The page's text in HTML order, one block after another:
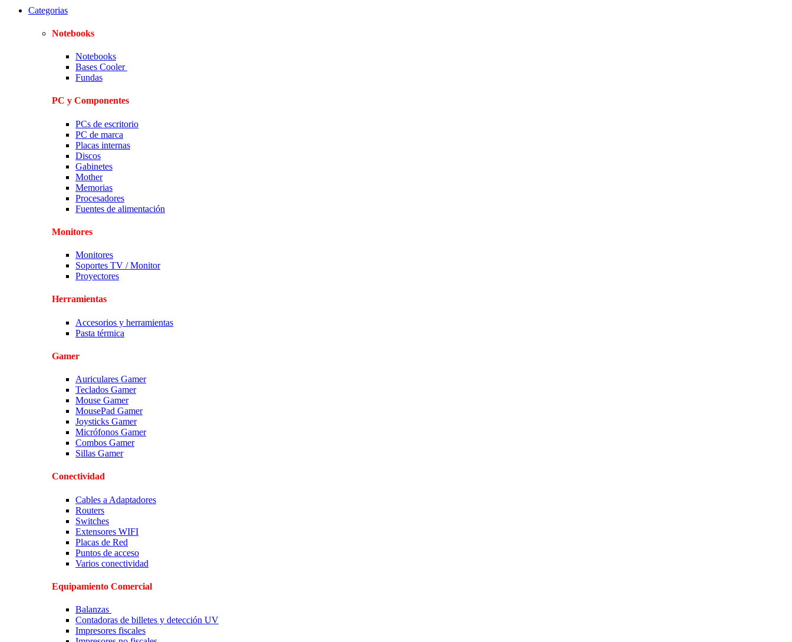
Categorias
Notebooks
Notebooks
Bases Cooler
Fundas
PC y Componentes
PCs de escritorio
PC de marca
Placas internas
Discos
Gabinetes
Mother
Memorias
Procesadores
Fuentes de alimentación
Monitores
Monitores
Soportes TV / Monitor
Proyectores
Herramientas
Accesorios y herramientas
Pasta térmica
Gamer
Auriculares Gamer
Teclados Gamer
Mouse Gamer
MousePad Gamer
Joysticks Gamer
Micrófonos Gamer
Combos Gamer
Sillas Gamer
Conectividad
Cables a Adaptadores
Routers
Switches
Extensores WIFI
Placas de Red
Puntos de acceso
Varios conectividad
Equipamiento Comercial
Balanzas
Contadoras de billetes y detección UV
Impresores fiscales